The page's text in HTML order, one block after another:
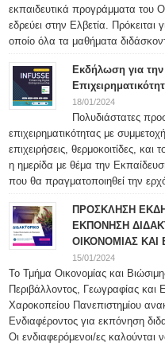
εκπαιδευτικά προγράμματα του
εδρεύει στην Ελβετία.
οποίο όλα τα μαθήματα
Εκδήλωση για
18/01/2024
Πολυδιάστατες
επιχειρηματικότητας με
επιχειρήσεις, θερμοκοιτίδες,
η ημερίδα με θέμα την
που θα πραγματοποιηθεί την
ΠΡΟΣΚΛΗΣΗ
ΕΚΠΟΝΗΣΗ
ΟΙΚΟΝΟΜΙΑΣ ΚΑΙ
15/01/2024
Το Τμήμα Οικονομίας και
Περιβάλλοντος, Γεωγραφίας
Χαροκοπείου Πανεπιστημίου
Ενδιαφέροντος για εκπόνηση
Οι ενδιαφερόμενοι/ες καλούνται